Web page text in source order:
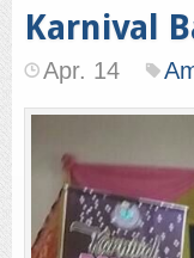
Karnival
Apr. 14